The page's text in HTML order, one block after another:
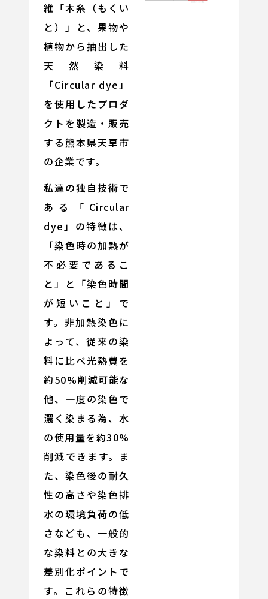
維「木糸（もくい
と）」と、果物や
植物から抽出した
天然染料
「Circular dye」
を使用したプロダ
クトを製造・販売
する熊本県天草市
の企業です。
私達の独自技術で
ある「Circular
dye」の特徴は、
「染色時の加熱が
不必要であるこ
と」と「染色時間
が短いこと」で
す。非加熱染色に
よって、従来の染
料に比べ光熱費を
約50%削減可能な
他、一度の染色で
濃く染まる為、水
の使用量を約30%
削減できます。ま
た、染色後の耐久
性の高さや染色排
水の環境負荷の低
さなども、一般的
な染料との大きな
差別化ポイントで
す。これらの特徴